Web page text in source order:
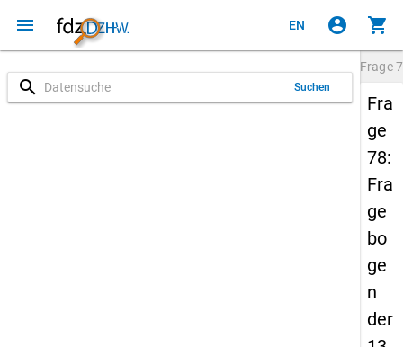
menu EN account_circle shopping_cart
search Suchen
Frage
Fra
ge
78:
Fra
ge
bo
ge
n
der